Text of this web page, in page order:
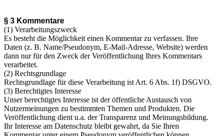
§ 3 Kommentare
(1) Verarbeitungszweck
Es besteht die Möglichkeit einen Kommentar zu verfassen. Ihre
Daten (z. B. Name/Pseudonym, E-Mail-Adresse, Website) werden
dann nur für den Zweck der Veröffentlichung Ihres Kommentars
verarbeitet.
(2) Rechtsgrundlage
Rechtsgrundlage für diese Verarbeitung ist Art. 6 Abs. 1f) DSGVO.
(3) Berechtigtes Interesse
Unser berechtigtes Interesse ist der öffentliche Austausch von
Nutzermeinungen zu bestimmten Themen und Produkten. Die
Veröffentlichung dient u.a. der Transparenz und Meinungsbildung.
Ihr Interesse am Datenschutz bleibt gewahrt, da Sie Ihren